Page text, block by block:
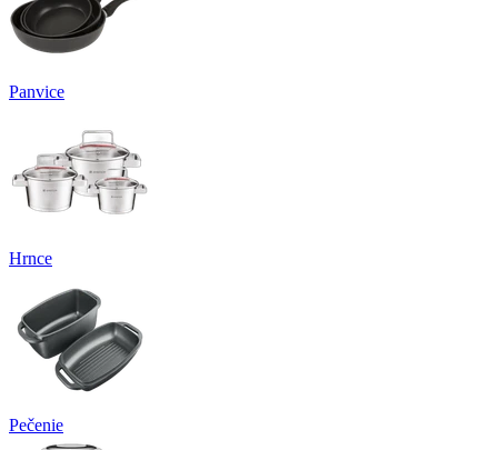
Panvice
Hrnce
Pečenie